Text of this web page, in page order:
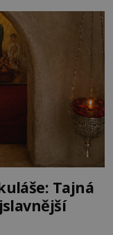
základ?
Tajná